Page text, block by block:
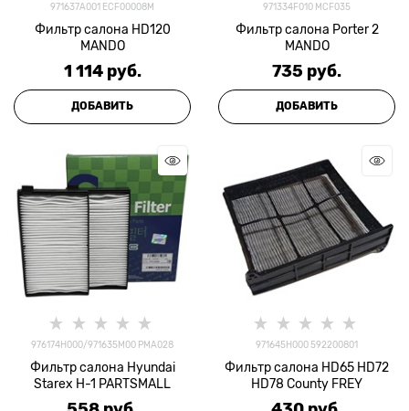
971637A001 ECF00008M
Фильтр салона HD120
MANDO
1 114 руб.
ДОБАВИТЬ
971334F010 MCF035
Фильтр салона Porter 2
MANDO
735 руб.
ДОБАВИТЬ
976174H000/971635M00 PMA028
Фильтр салона Hyundai
Starex H-1 PARTSMALL
971645H000 592200801
Фильтр салона HD65 HD72
HD78 County FREY